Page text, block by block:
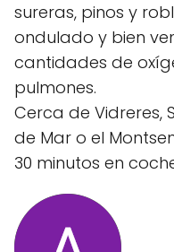
sureras, pinos y
ondulado y bien
cantidades de
pulmones.
Cerca de Vidreres,
de Mar o el
30 minutos en